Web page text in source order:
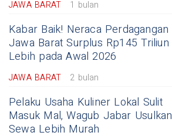
JAWA BARAT 1 bulan
Kabar Baik! Neraca Perdagangan
Jawa Barat Surplus Rp145 Triliun
Lebih pada Awal 2026
JAWA BARAT 2 bulan
Pelaku Usaha Kuliner Lokal Sulit
Masuk Mal, Wagub Jabar Usulkan
Sewa Lebih Murah